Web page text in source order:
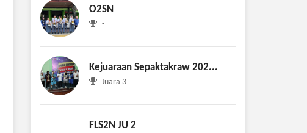
O2SN
-
Kejuaraan Sepaktakraw 202...
Juara 3
FLS2N JU 2